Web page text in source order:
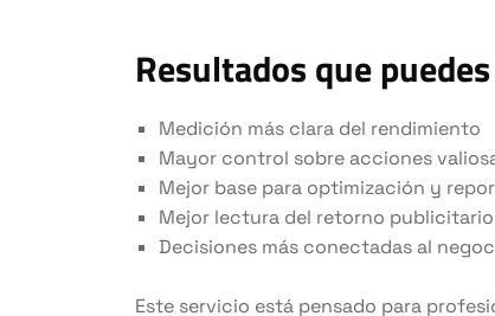
Resultados que
Medición más clara del rendimiento
Mayor control sobre acciones
Mejor base para optimización y
Mejor lectura del retorno publicitario
Decisiones más conectadas al
Este servicio está pensado para